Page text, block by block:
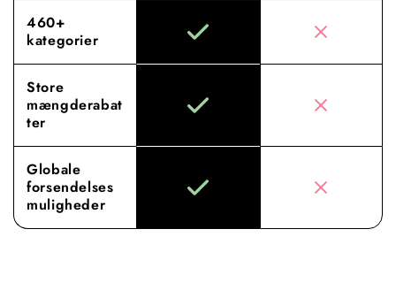
460+
kategorier
Store
mængderabat
ter
Globale
forsendelses
muligheder